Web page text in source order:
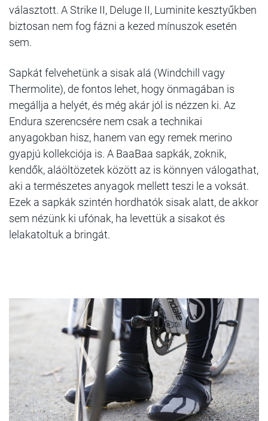
választott. A Strike II, Deluge II, Luminite kesztyűkben
biztosan nem fog fázni a kezed mínuszok esetén
sem.
Sapkát felvehetünk a sisak alá (Windchill vagy
Thermolite), de fontos lehet, hogy önmagában is
megállja a helyét, és még akár jól is nézzen ki. Az
Endura szerencsére nem csak a technikai
anyagokban hisz, hanem van egy remek merino
gyapjú kollekciója is. A BaaBaa sapkák, zoknik,
kendők, aláöltözetek között az is könnyen válogathat,
aki a természetes anyagok mellett teszi le a voksát.
Ezek a sapkák szintén hordhatók sisak alatt, de akkor
sem nézünk ki ufónak, ha levettük a sisakot és
lelakatoltuk a bringát.